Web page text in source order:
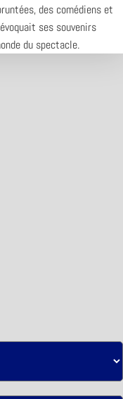
des comédiens et
ses souvenirs
du spectacle.